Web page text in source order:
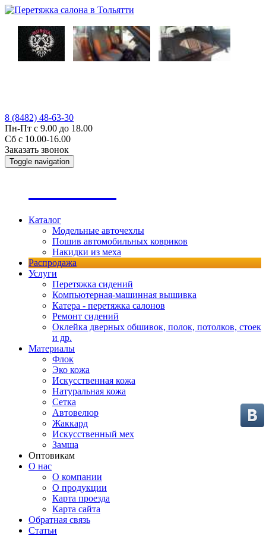
8 (8482) 48-63-30
Пн-Пт с 9.00 до 18.00
Сб с 10.00-16.00
Заказать звонок
Toggle navigation
Каталог
Модельные авточехлы
Пошив автомобильных ковриков
Накидки из меха
Распродажа
Услуги
Перетяжка сидений
Компьютерная-машинная вышивка
Катера - перетяжка салонов
Ремонт сидений
Оклейка дверных обшивок, полок, потолков, стоек
и др.
Материалы
Флок
Эко кожа
Искусственная кожа
Натуральная кожа
Сетка
Автовелюр
Жаккард
Искусственный мех
Замша
Оптовикам
О нас
О компании
О продукции
Карта проезда
Карта сайта
Обратная связь
Статьи